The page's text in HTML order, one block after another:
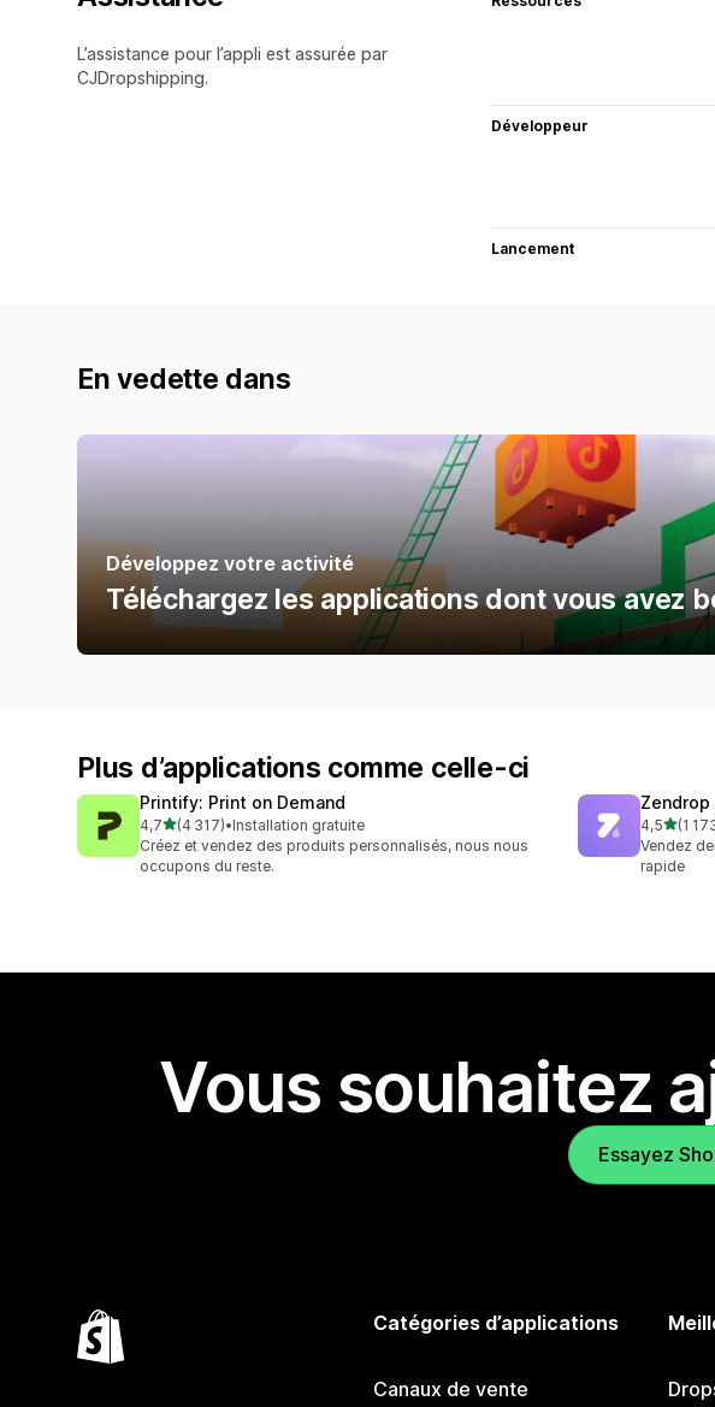
L’assistance pour l’appli est assurée par
CJDropshipping.
Développeur
Lancement
En vedette dans
Développez votre activité
Téléchargez les applications dont vous avez
Plus d’applications comme celle-ci
Printify: Print on Demand
4,7étoile(s) sur 5
(4 317)
4317 avis au total
•Installation gratuite
Créez et vendez des produits personnalisés, nous nous
occupons du reste.
Zendrop
4,5 (1
1173 avis
Vendez
rapide
Vous souhaitez
Essayez
Catégories d’applications
Canaux de vente